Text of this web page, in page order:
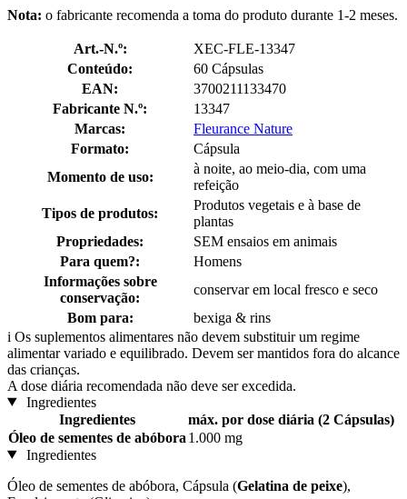
Nota: o fabricante recomenda a toma do produto durante 1-2 meses.
Art.-N.º:
XEC-FLE-13347
Conteúdo:
60 Cápsulas
EAN:
3700211133470
Fabricante N.º:
13347
Marcas:
Fleurance Nature
Formato:
Cápsula
Momento de uso:
à noite, ao meio-dia, com uma
refeição
Tipos de produtos:
Produtos vegetais e à base de
plantas
Propriedades:
SEM ensaios em animais
Para quem?:
Homens
Informações sobre
conservação:
conservar em local fresco e seco
Bom para:
bexiga & rins
i Os suplementos alimentares não devem substituir um regime
alimentar variado e equilibrado. Devem ser mantidos fora do alcance
das crianças.
A dose diária recomendada não deve ser excedida.
Ingredientes
Ingredientes
máx. por dose diária (2 Cápsulas)
Óleo de sementes de abóbora 1.000 mg
Ingredientes
Óleo de sementes de abóbora, Cápsula (Gelatina de peixe),